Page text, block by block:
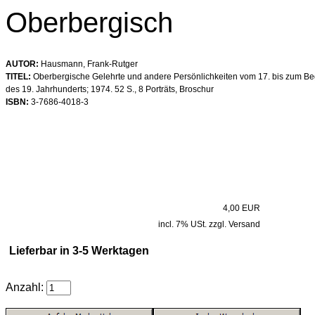
Oberbergisch
AUTOR: Hausmann, Frank-Rutger
TITEL: Oberbergische Gelehrte und andere Persönlichkeiten vom 17. bis zum
des 19. Jahrhunderts; 1974. 52 S., 8 Porträts, Broschur
ISBN: 3-7686-4018-3
4,00 EUR
incl. 7% USt. zzgl. Versand
Lieferbar in 3-5 Werktagen
Anzahl: